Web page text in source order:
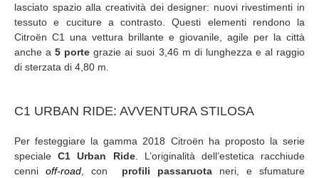
lasciato spazio alla creatività dei designer: nuovi rivestimenti in
tessuto e cuciture a contrasto. Questi elementi rendono la
Citroën C1 una vettura brillante e giovanile, agile per la città
anche a5 porte grazie ai suoi 3,46 m di lunghezza e al raggio
di sterzata di 4,80 m.
C1 URBAN RIDE: AVVENTURA STILOSA
Per festeggiare la gamma 2018 Citroën ha proposto la serie
specialeC1 Urban Ride. L’originalità dell’estetica racchiude
cenni off-road , con profili passaruota neri, e sfumature